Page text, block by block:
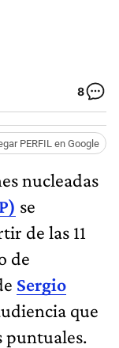
8
PERFIL en Google
nucleadas
se
de las 11
de
Sergio
que
puntuales.